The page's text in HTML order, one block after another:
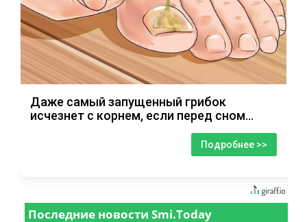
Даже самый запущенный грибок
исчезнет с корнем, если перед сном…
Подробнее >>